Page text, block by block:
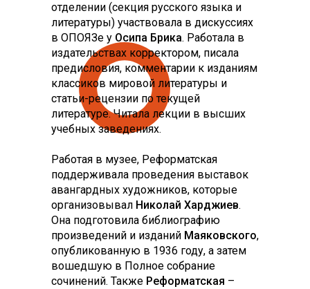
отделении (секция русского языка и
литературы) участвовала в дискуссиях
в ОПОЯЗе у Осипа Брика. Работала в
издательствах корректором, писала
предисловия, комментарии к изданиям
классиков мировой литературы и
статьи-рецензии по текущей
литературе. Читала лекции в высших
учебных заведениях.
Работая в музее, Реформатская
поддерживала проведения выставок
авангардных художников, которые
организовывал Николай Харджиев.
Она подготовила библиографию
произведений и изданий Маяковского,
опубликованную в 1936 году, а затем
вошедшую в Полное собрание
сочинений. Также Реформатская –